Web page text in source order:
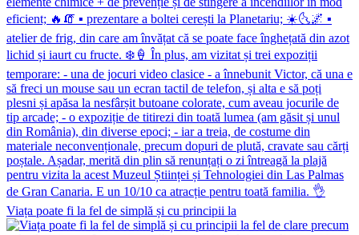
Viața poate fi la fel de simplă și cu principii la